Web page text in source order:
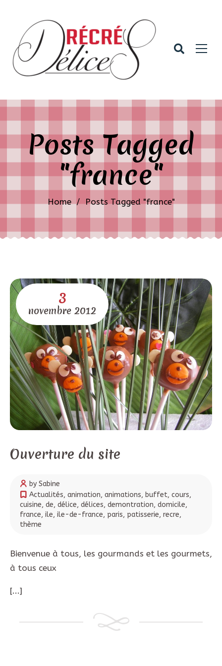
Posts Tagged
"france"
Home / Posts Tagged "france"
3
novembre 2012
Ouverture du site
by Sabine
Actualités, animation, animations, buffet, cours,
cuisine, de, délice, délices, demontration, domicile,
france, ile, ile-de-france, paris, patisserie, recre,
thème
Bienvenue à tous, les gourmands et les gourmets,
à tous ceux
[...]